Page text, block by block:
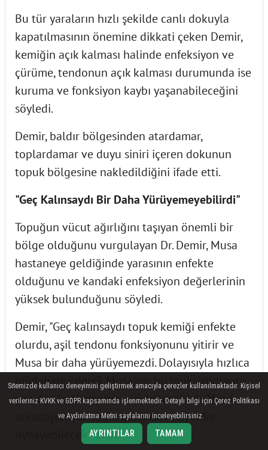
Bu tür yaraların hızlı şekilde canlı dokuyla
kapatılmasının önemine dikkati çeken Demir,
kemiğin açık kalması halinde enfeksiyon ve
çürüme, tendonun açık kalması durumunda ise
kuruma ve fonksiyon kaybı yaşanabileceğini
söyledi.
Demir, baldır bölgesinden atardamar,
toplardamar ve duyu siniri içeren dokunun
topuk bölgesine nakledildiğini ifade etti.
"Geç Kalınsaydı Bir Daha Yürüyemeyebilirdi"
Topuğun vücut ağırlığını taşıyan önemli bir
bölge olduğunu vurgulayan Dr. Demir, Musa
hastaneye geldiğinde yarasının enfekte
olduğunu ve kandaki enfeksiyon değerlerinin
yüksek bulunduğunu söyledi.
Demir, "Geç kalınsaydı topuk kemiği enfekte
olurdu, aşil tendonu fonksiyonunu yitirir ve
Musa bir daha yürüyemezdi. Dolayısıyla hızlıca
müdahale ederek Musa'nın bu fonksiyonlarını
yeniden kazanmasına yardımcı olduk. Musa
arkadaşlarıyla okula gidecek ve oyunlar
oynayabilecek." dedi.
Sitemizde kullanıcı deneyimini geliştirmek amacıyla çerezler kullanılmaktadır. Kişisel
verileriniz KVKK ve GDPR kapsamında işlenmektedir. Detaylı bilgi için Çerez Politikası
ve Aydınlatma Metni sayfalarını inceleyebilirsiniz.
AYRINTILAR TAMAM